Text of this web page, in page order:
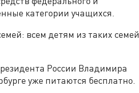
категории учащихся.
всем детям из таких семей
России Владимира
уже питаются бесплатно.